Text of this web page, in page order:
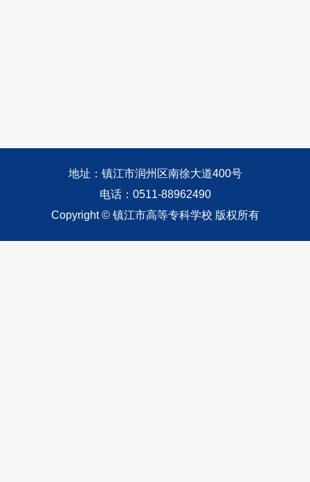
地址：镇江市润州区南徐大道400号
电话：0511-88962490
Copyright © 镇江市高等专科学校 版权所有